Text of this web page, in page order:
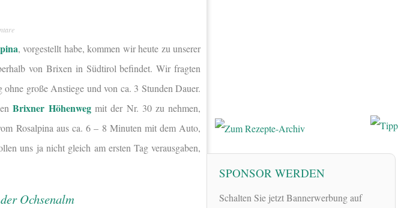
, vorgestellt habe, kommen wir heute zu unserer
von Brixen in Südtirol befindet. Wir fragten
große Anstiege und von ca. 3 Stunden Dauer.
Brixner Höhenwegmit der Nr. 30 zu nehmen,
Rosalpina aus ca. 6 – 8 Minuten mit dem Auto,
uns ja nicht gleich am ersten Tag verausgaben,
SPONSOR WERDEN
Schalten Sie jetzt Bannerwerbung auf